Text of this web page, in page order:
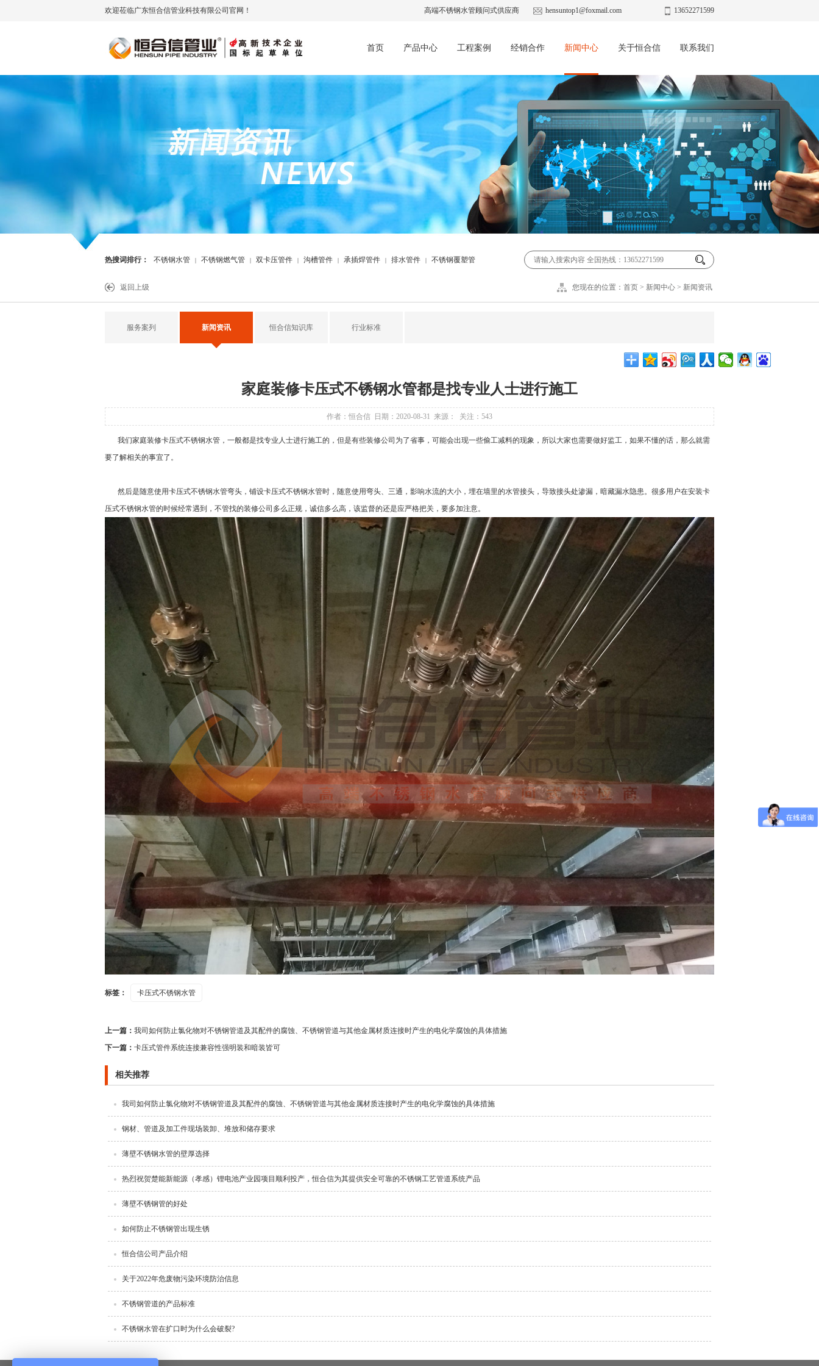
欢迎莅临广东恒合信管业科技有限公司官网！ 高端不锈钢水管顾问式供应商 hensuntop1@foxmail.com 13652271599
首页 产品中心 工程案例 经销合作 新闻中心 关于恒合信 联系我们
热搜词排行： 不锈钢水管 | 不锈钢燃气管 | 双卡压管件 | 沟槽管件 | 承插焊管件 | 排水管件 | 不锈钢覆塑管
返回上级 您现在的位置： 首页 > 新闻中心 > 新闻资讯
服务案列 新闻资讯 恒合信知识库 行业标准
家庭装修卡压式不锈钢水管都是找专业人士进行施工
作者：恒合信 日期：2020-08-31 来源： 关注： 543
我们家庭装修卡压式不锈钢水管， 一般都是找专业人士进行施工的，但是有些装修公司为了省事，可能会出现一些偷工减料的现象，所以大家也需要做好监工，如果不懂的话，那么就需
要了解相关的事宜了。
然后是随意使用卡压式不锈钢水管弯头，铺设卡压式不锈钢水管时，随意使用弯头、三通，影响水流的大小，埋在墙里的水管接头，导致接头处渗漏，暗藏漏水隐患。很多用户在安装卡
压式不锈钢水管的时候经常遇到，不管找的装修公司多么正规，诚信多么高，该监督的还是应严格把关，要多加注意。
标签： 卡压式不锈钢水管
上一篇： 我司如何防止氯化物对不锈钢管道及其配件的腐蚀、不锈钢管道与其他金属材质连接时产生的电化学腐蚀的具体措施
下一篇： 卡压式管件系统连接兼容性强明装和暗装皆可
相关推荐
我司如何防止氯化物对不锈钢管道及其配件的腐蚀、不锈钢管道与其他金属材质连接时产生的电化学腐蚀的具体措施
钢材、管道及加工件现场装卸、堆放和储存要求
薄壁不锈钢水管的壁厚选择
热烈祝贺楚能新能源（孝感）锂电池产业园项目顺利投产，恒合信为其提供安全可靠的不锈钢工艺管道系统产品
薄壁不锈钢管的好处
如何防止不锈钢管出现生锈
恒合信公司产品介绍
关于2022年危废物污染环境防治信息
不锈钢管道的产品标准
不锈钢水管在扩口时为什么会破裂?